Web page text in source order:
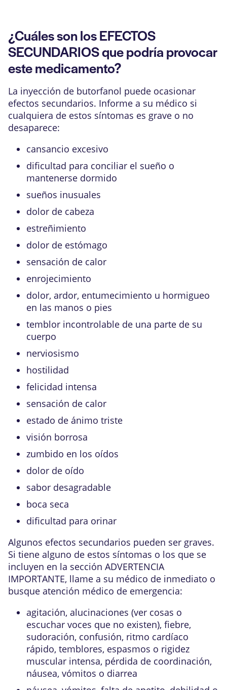
¿Cuáles son los EFECTOS
SECUNDARIOS que podría provocar
este medicamento?
La inyección de butorfanol puede ocasionar
efectos secundarios. Informe a su médico si
cualquiera de estos síntomas es grave o no
desaparece:
cansancio excesivo
dificultad para conciliar el sueño o
mantenerse dormido
sueños inusuales
dolor de cabeza
estreñimiento
dolor de estómago
sensación de calor
enrojecimiento
dolor, ardor, entumecimiento u hormigueo
en las manos o pies
temblor incontrolable de una parte de su
cuerpo
nerviosismo
hostilidad
felicidad intensa
sensación de calor
estado de ánimo triste
visión borrosa
zumbido en los oídos
dolor de oído
sabor desagradable
boca seca
dificultad para orinar
Algunos efectos secundarios pueden ser graves.
Si tiene alguno de estos síntomas o los que se
incluyen en la sección ADVERTENCIA
IMPORTANTE, llame a su médico de inmediato o
busque atención médico de emergencia:
agitación, alucinaciones (ver cosas o
escuchar voces que no existen), fiebre,
sudoración, confusión, ritmo cardíaco
rápido, temblores, espasmos o rigidez
muscular intensa, pérdida de coordinación,
náusea, vómitos o diarrea